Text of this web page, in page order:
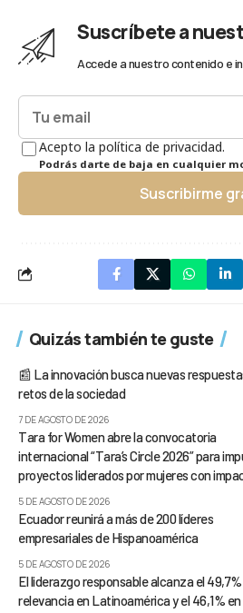
Suscríbete a
Accede a nuestro contenido e
Acepto la política de privacidad.
Podrás darte de baja en cualquier
Suscribirme
Quizás también te guste
📰 La innovación busca nuevas
retos de la sociedad
7 DE AGOSTO DE 2026
Tara for Women abre la convocatoria
internacional “Tara’s Circle 2026” para
proyectos liderados por mujeres con
5 DE AGOSTO DE 2026
Ecuador reunirá a más de 200 líderes
empresariales de Hispanoamérica
5 DE AGOSTO DE 2026
El liderazgo responsable alcanza el
relevancia en Latinoamérica y el 46,1%